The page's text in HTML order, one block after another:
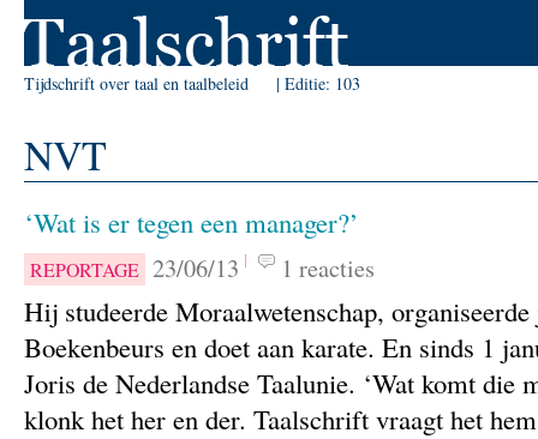
Skip to Navigation
Tijdschrift over taal en taalbeleid Editie: 103
NVT
‘Wat is er tegen een manager?’
REPORTAGE 23/06/13 1 reacties
Hij studeerde Moraalwetenschap,
Boekenbeurs en doet aan karate. En sinds 1
Joris de Nederlandse Taalunie. ‘Wat komt die
klonk het her en der. Taalschrift vraagt het